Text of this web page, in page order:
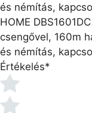
HOME
csengővel, 160m
és némítás,
Értékelés*